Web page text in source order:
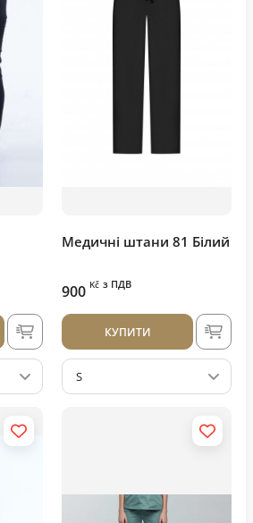
Медичні штани 81 Білий
900 Kč з ПДВ
КУПИТИ
S